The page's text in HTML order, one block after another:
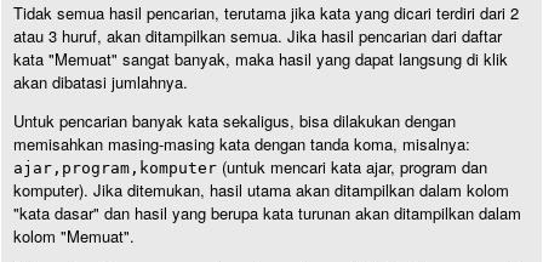
Tidak semua hasil pencarian, terutama jika kata yang dicari terdiri dari 2
atau 3 huruf, akan ditampilkan semua. Jika hasil pencarian dari daftar
kata "Memuat" sangat banyak, maka hasil yang dapat langsung di klik
akan dibatasi jumlahnya.
Untuk pencarian banyak kata sekaligus, bisa dilakukan dengan
memisahkan masing-masing kata dengan tanda koma, misalnya:
ajar,program,komputer (untuk mencari kata ajar, program dan
komputer). Jika ditemukan, hasil utama akan ditampilkan dalam kolom
"kata dasar" dan hasil yang berupa kata turunan akan ditampilkan dalam
kolom "Memuat".